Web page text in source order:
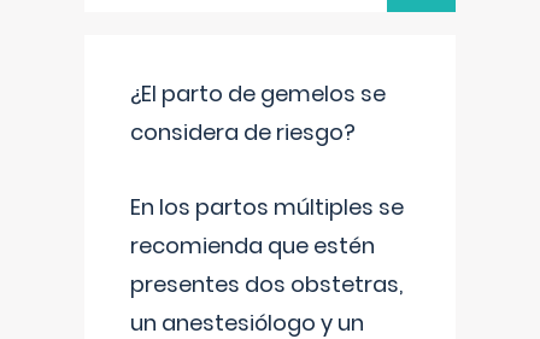
¿El parto de gemelos se
considera de riesgo?
En los partos múltiples se
recomienda que estén
presentes dos obstetras,
un anestesiólogo y un